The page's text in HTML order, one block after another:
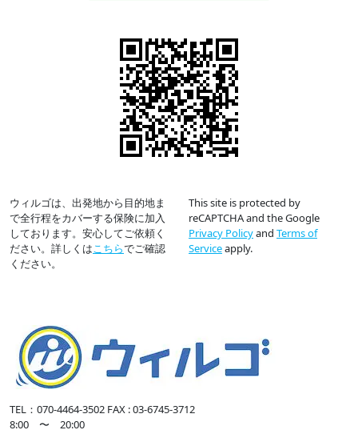
ウィルゴは、出発地から目的地ま
で全行程をカバーする保険に加入
しております。安心してご依頼く
ださい。詳しくはこちらでご確認
ください。
This site is protected by
reCAPTCHA and the Google
Privacy Policyand Terms of
Serviceapply.
TEL：070-4464-3502 FAX : 03-6745-3712
8:00 〜 20:00